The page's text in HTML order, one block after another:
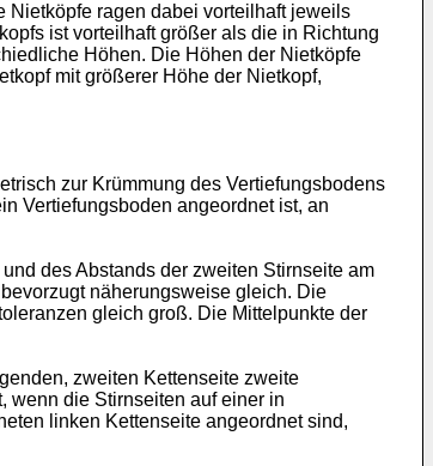
Nietköpfe ragen dabei vorteilhaft jeweils
ist vorteilhaft größer als die in Richtung
Höhen. Die Höhen der Nietköpfe
mit größerer Höhe der Nietkopf,
zur Krümmung des Vertiefungsbodens
Vertiefungsboden angeordnet ist, an
des Abstands der zweiten Stirnseite am
näherungsweise gleich. Die
gleich groß. Die Mittelpunkte der
zweiten Kettenseite zweite
wenn die Stirnseiten auf einer in
linken Kettenseite angeordnet sind,